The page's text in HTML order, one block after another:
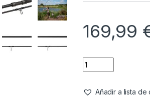
169,99
Añadir a lista de